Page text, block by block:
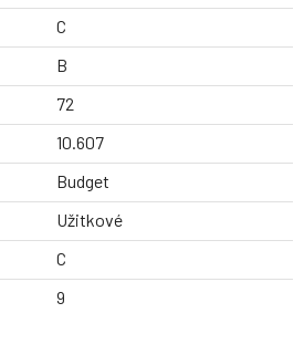
C
B
72
10.607
Budget
Užitkové
C
9